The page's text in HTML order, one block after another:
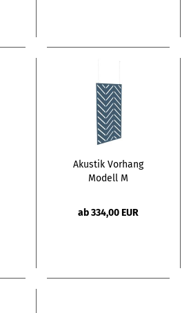
Akustik Vorhang
Modell M
ab 334,00 EUR